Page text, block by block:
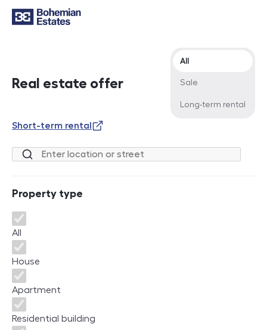
Real estate offer
Offer type
All
Sale
Long-term rental
Short-term rental
Location or street
Property type
Property type
All
House
Apartment
Residential building